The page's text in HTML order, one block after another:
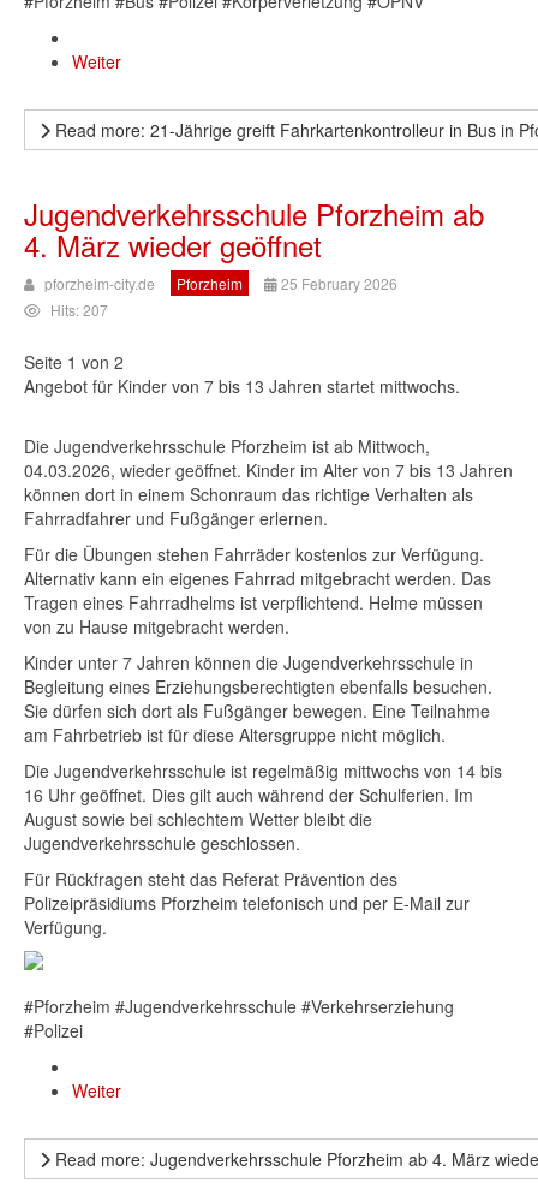
Weiter
Read more: 21-Jährige greift Fahrkartenkontrolleur in Bus in
Jugendverkehrsschule Pforzheim ab
4. März wieder geöffnet
pforzheim-city.de Pforzheim
25 February 2026
Hits: 207
Seite 1 von 2
Angebot für Kinder von 7 bis 13 Jahren startet mittwochs.
Die Jugendverkehrsschule Pforzheim ist ab Mittwoch,
04.03.2026, wieder geöffnet. Kinder im Alter von 7 bis 13 Jahren
können dort in einem Schonraum das richtige Verhalten als
Fahrradfahrer und Fußgänger erlernen.
Für die Übungen stehen Fahrräder kostenlos zur Verfügung.
Alternativ kann ein eigenes Fahrrad mitgebracht werden. Das
Tragen eines Fahrradhelms ist verpflichtend. Helme müssen
von zu Hause mitgebracht werden.
Kinder unter 7 Jahren können die Jugendverkehrsschule in
Begleitung eines Erziehungsberechtigten ebenfalls besuchen.
Sie dürfen sich dort als Fußgänger bewegen. Eine Teilnahme
am Fahrbetrieb ist für diese Altersgruppe nicht möglich.
Die Jugendverkehrsschule ist regelmäßig mittwochs von 14 bis
16 Uhr geöffnet. Dies gilt auch während der Schulferien. Im
August sowie bei schlechtem Wetter bleibt die
Jugendverkehrsschule geschlossen.
Für Rückfragen steht das Referat Prävention des
Polizeipräsidiums Pforzheim telefonisch und per E-Mail zur
Verfügung.
#Pforzheim #Jugendverkehrsschule #Verkehrserziehung
#Polizei
Weiter
Read more: Jugendverkehrsschule Pforzheim ab 4. März